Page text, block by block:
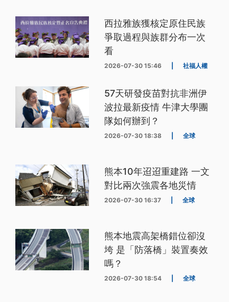
西拉雅族獲核定原住民族
爭取過程與族群分布一次
看
2026-07-30 15:46 社福人權
57天研發疫苗對抗非洲伊
波拉最新疫情 牛津大學團
隊如何辦到？
2026-07-30 18:38 全球
熊本10年迢迢重建路 一文
對比兩次強震各地災情
2026-07-30 16:37 全球
熊本地震高架橋錯位卻沒
垮 是「防落橋」裝置奏效
嗎？
2026-07-30 18:54 全球